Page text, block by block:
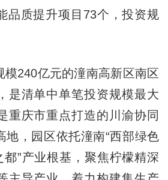
品质提升项目73个，投资规
240亿元的潼南高新区南区
是清单中单笔投资规模最大
重庆市重点打造的川渝协同
地，园区依托潼南“西部绿色
都”产业根基，聚焦柠檬精深